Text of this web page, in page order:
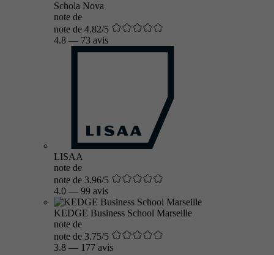
Schola Nova
note de
note de 4.82/5
4.8 — 73 avis
LISAA
note de
note de 3.96/5
4.0 — 99 avis
KEDGE Business School Marseille
note de
note de 3.75/5
3.8 — 177 avis